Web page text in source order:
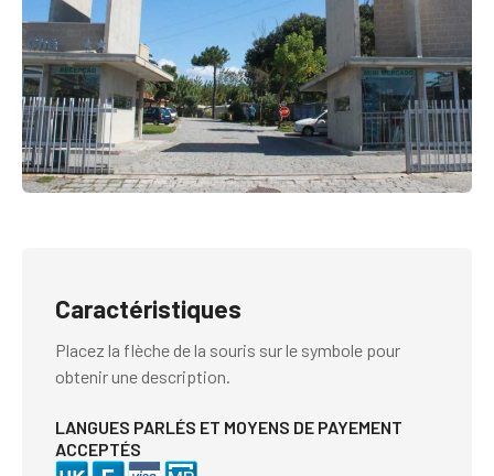
Caractéristiques
Placez la flèche de la souris sur le symbole pour
obtenir une description.
LANGUES PARLÉS ET MOYENS DE PAYEMENT
ACCEPTÉS